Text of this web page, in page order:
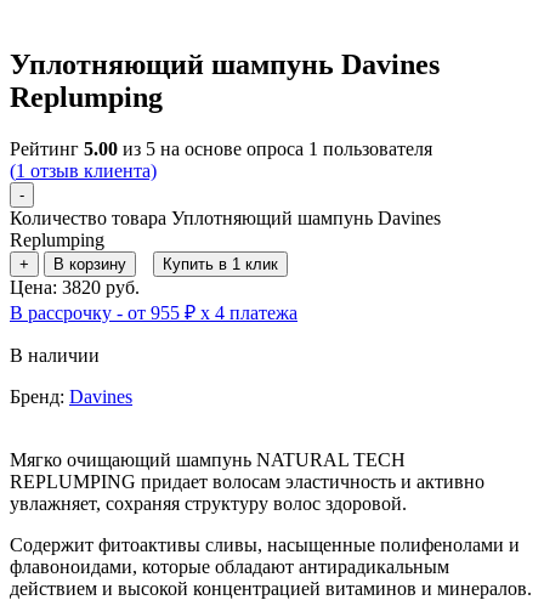
Уплотняющий шампунь Davines
Replumping
Рейтинг 5.00 из 5 на основе опроса 1 пользователя
(1 отзыв клиента)
-
Количество товара Уплотняющий шампунь Davines
Replumping
+ В корзину Купить в 1 клик
Цена: 3820 руб.
В рассрочку - от 955 ₽ х 4 платежа
В наличии
Бренд: Davines
Мягко очищающий шампунь NATURAL TECH
REPLUMPING придает волосам эластичность и активно
увлажняет, сохраняя структуру волос здоровой.
Содержит фитоактивы сливы, насыщенные полифенолами и
флавоноидами, которые обладают антирадикальным
действием и высокой концентрацией витаминов и минералов.